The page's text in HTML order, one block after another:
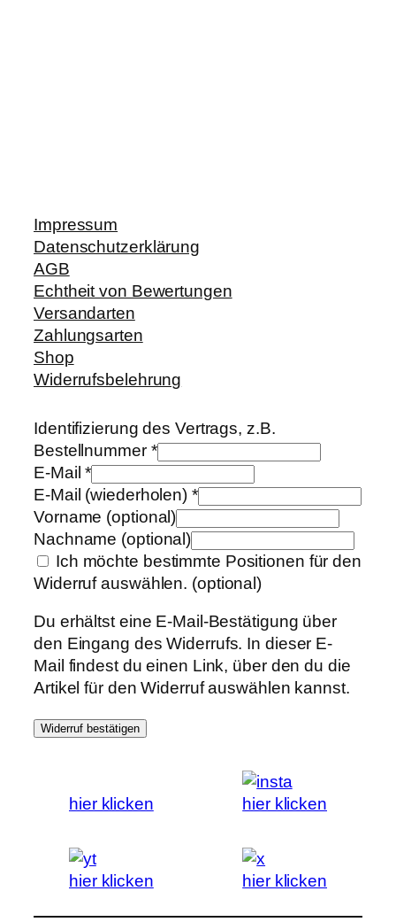
Impressum
Datenschutzerklärung
AGB
Echtheit von Bewertungen
Versandarten
Zahlungsarten
Shop
Widerrufsbelehrung
Identifizierung des Vertrags, z.B.
Bestellnummer *
E-Mail*
E-Mail (wiederholen) *
Vorname (optional)
Nachname (optional)
Ich möchte bestimmte Positionen für den
Widerruf auswählen. (optional)
Du erhältst eine E-Mail-Bestätigung über
den Eingang des Widerrufs. In dieser E-
Mail findest du einen Link, über den du die
Artikel für den Widerruf auswählen kannst.
Widerruf bestätigen
hier klicken hier klicken
hier klicken hier klicken